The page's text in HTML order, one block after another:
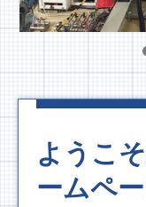
ようこ
ームペ